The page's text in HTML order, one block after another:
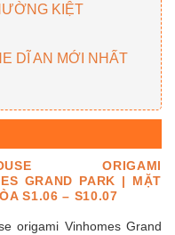
KIỆT
DĨ AN MỚI NHẤT
ORIGAMI
GRAND PARK | MẶT
S1.06 – S10.07
origami Vinhomes Grand